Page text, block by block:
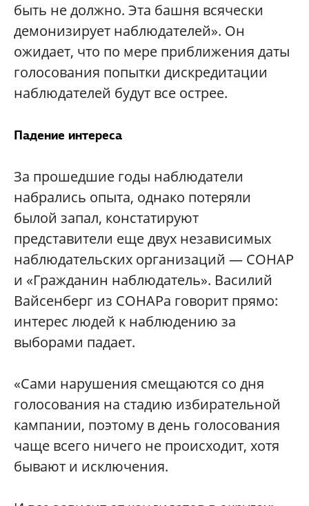
быть не должно. Эта башня всячески
демонизирует наблюдателей». Он
ожидает, что по мере приближения даты
голосования попытки дискредитации
наблюдателей будут все острее.
Падение интереса
За прошедшие годы наблюдатели
набрались опыта, однако потеряли
былой запал, констатируют
представители еще двух независимых
наблюдательских организаций — СОНАР
и «Гражданин наблюдатель». Василий
Вайсенберг из СОНАРа говорит прямо:
интерес людей к наблюдению за
выборами падает.
«Сами нарушения смещаются со дня
голосования на стадию избирательной
кампании, поэтому в день голосования
чаще всего ничего не происходит, хотя
бывают и исключения.